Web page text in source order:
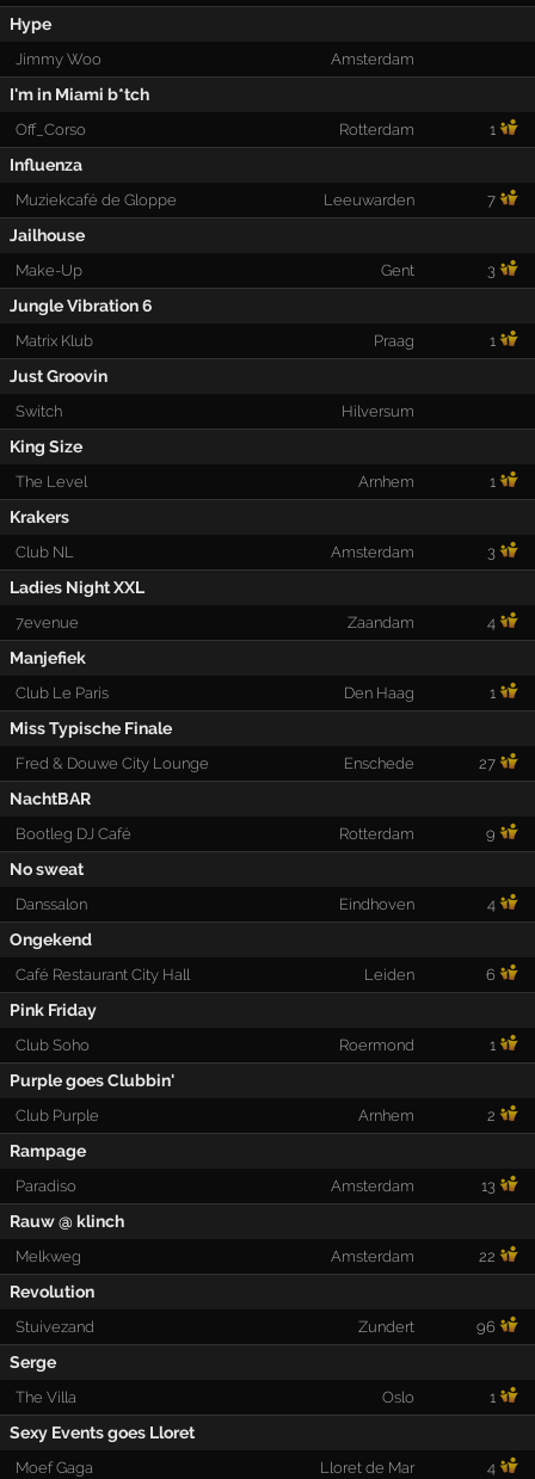
Hype
Jimmy Woo Amsterdam
I'm in Miami b*tch
Off_Corso Rotterdam 1
Influenza
Muziekcafé de Gloppe Leeuwarden 7
Jailhouse
Make-Up Gent 3
Jungle Vibration 6
Matrix Klub Praag 1
Just Groovin
Switch Hilversum
King Size
The Level Arnhem 1
Krakers
Club NL Amsterdam 3
Ladies Night XXL
7evenue Zaandam 4
Manjefiek
Club Le Paris Den Haag 1
Miss Typische Finale
Fred & Douwe City Lounge Enschede 27
NachtBAR
Bootleg DJ Café Rotterdam 9
No sweat
Danssalon Eindhoven 4
Ongekend
Café Restaurant City Hall Leiden 6
Pink Friday
Club Soho Roermond 1
Purple goes Clubbin'
Club Purple Arnhem 2
Rampage
Paradiso Amsterdam 13
Rauw @ klinch
Melkweg Amsterdam 22
Revolution
Stuivezand Zundert 96
Serge
The Villa Oslo 1
Sexy Events goes Lloret
Moef Gaga Lloret de Mar 4